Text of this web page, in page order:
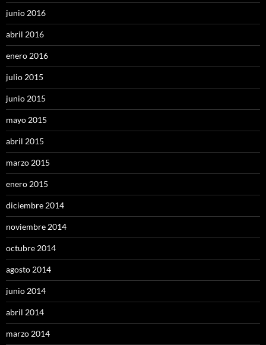
junio 2016
abril 2016
enero 2016
julio 2015
junio 2015
mayo 2015
abril 2015
marzo 2015
enero 2015
diciembre 2014
noviembre 2014
octubre 2014
agosto 2014
junio 2014
abril 2014
marzo 2014